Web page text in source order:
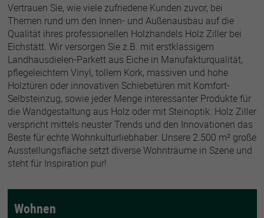
Anbieter Meta Platforms
Laufzeit 1 Jahr
Zweck
Used by Meta Pixel to remember the last time
it checked browser topics for personalized
advertising.
Vertrauen Sie, wie viele zufriedene Kunden zuvor, bei
Themen rund um den Innen- und Außenausbau auf die
Qualität ihres professionellen Holzhandels Holz Ziller bei
Eichstätt. Wir versorgen Sie z.B. mit erstklassigem
Landhausdielen-Parkett aus Eiche in Manufakturqualität,
pflegeleichtem Vinyl, tollem Kork, massiven und hohe
Holztüren oder innovativen Schiebetüren mit Komfort-
Selbsteinzug, sowie jeder Menge interessanter Produkte für
die Wandgestaltung aus Holz oder mit Steinoptik. Holz Ziller
verspricht mittels neuster Trends und den Innovationen das
Beste für echte Wohnkulturliebhaber. Unsere 2.500 m² große
Ausstellungsfläche setzt diverse Wohnträume in Szene und
steht für Inspiration pur!
Wohnen